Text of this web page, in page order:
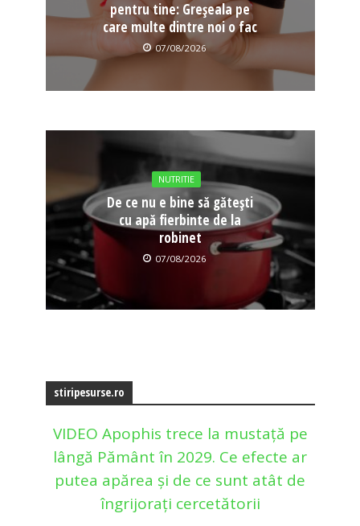
pentru tine: Greșeala pe
care multe dintre noi o fac
07/08/2026
NUTRITIE
De ce nu e bine să gătești
cu apă fierbinte de la
robinet
07/08/2026
stiripesurse.ro
VIDEO Apophis trece la mustață pe
lângă Pământ în 2029. Ce efecte ar
putea apărea și de ce sunt atât de
îngrijorați cercetătorii